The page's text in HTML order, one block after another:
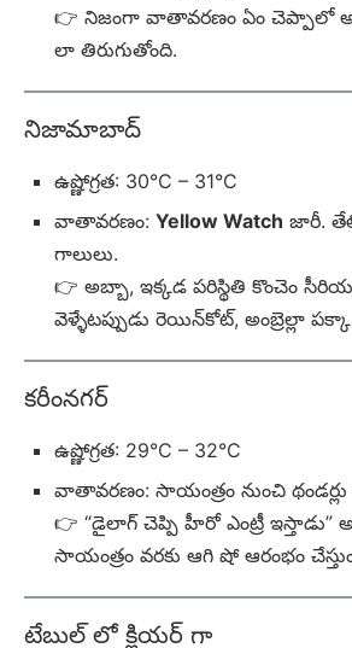
👉 నిజంగా వాతావరణం ఏం చెప్పాలో
లా తిరుగుతోంది.
నిజామాబాద్
ఉష్ణోగ్రత: 30°C – 31°C
వాతావరణం: Yellow Watch జారీ.
గాలులు.
👉 అబ్బా, ఇక్కడ పరిస్థితి కొంచెం
వెళ్ళేటప్పుడు రెయిన్‌కోట్, అంబ్రెల్లా
కరీంనగర్
ఉష్ణోగ్రత: 29°C – 32°C
వాతావరణం: సాయంత్రం నుంచి
👉 “డైలాగ్ చెప్పి హీరో ఎంట్రీ ఇస్తాడు”
సాయంత్రం వరకు ఆగి షో ఆరంభం
టేబుల్ లో క్లియర్ గా